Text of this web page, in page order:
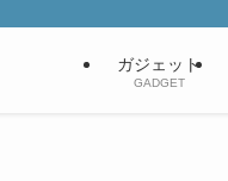
ガジェット
GADGET